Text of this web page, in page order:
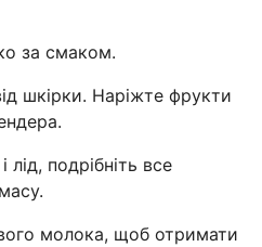
за смаком.
шкірки. Наріжте фрукти
подрібніть все
молока, щоб отримати